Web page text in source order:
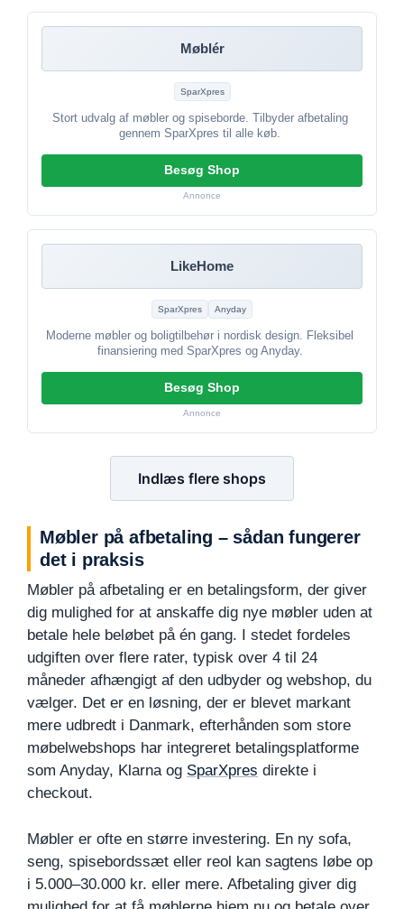
Møblér
SparXpres
Stort udvalg af møbler og spiseborde. Tilbyder afbetaling
gennem SparXpres til alle køb.
Besøg Shop
Annonce
LikeHome
SparXpres Anyday
Moderne møbler og boligtilbehør i nordisk design. Fleksibel
finansiering med SparXpres og Anyday.
Besøg Shop
Annonce
Indlæs flere shops
Møbler på afbetaling – sådan fungerer
det i praksis
Møbler på afbetaling er en betalingsform, der giver
dig mulighed for at anskaffe dig nye møbler uden at
betale hele beløbet på én gang. I stedet fordeles
udgiften over flere rater, typisk over 4 til 24
måneder afhængigt af den udbyder og webshop, du
vælger. Det er en løsning, der er blevet markant
mere udbredt i Danmark, efterhånden som store
møbelwebshops har integreret betalingsplatforme
som Anyday, Klarna og SparXpres direkte i
checkout.
Møbler er ofte en større investering. En ny sofa,
seng, spisebordssæt eller reol kan sagtens løbe op
i 5.000–30.000 kr. eller mere. Afbetaling giver dig